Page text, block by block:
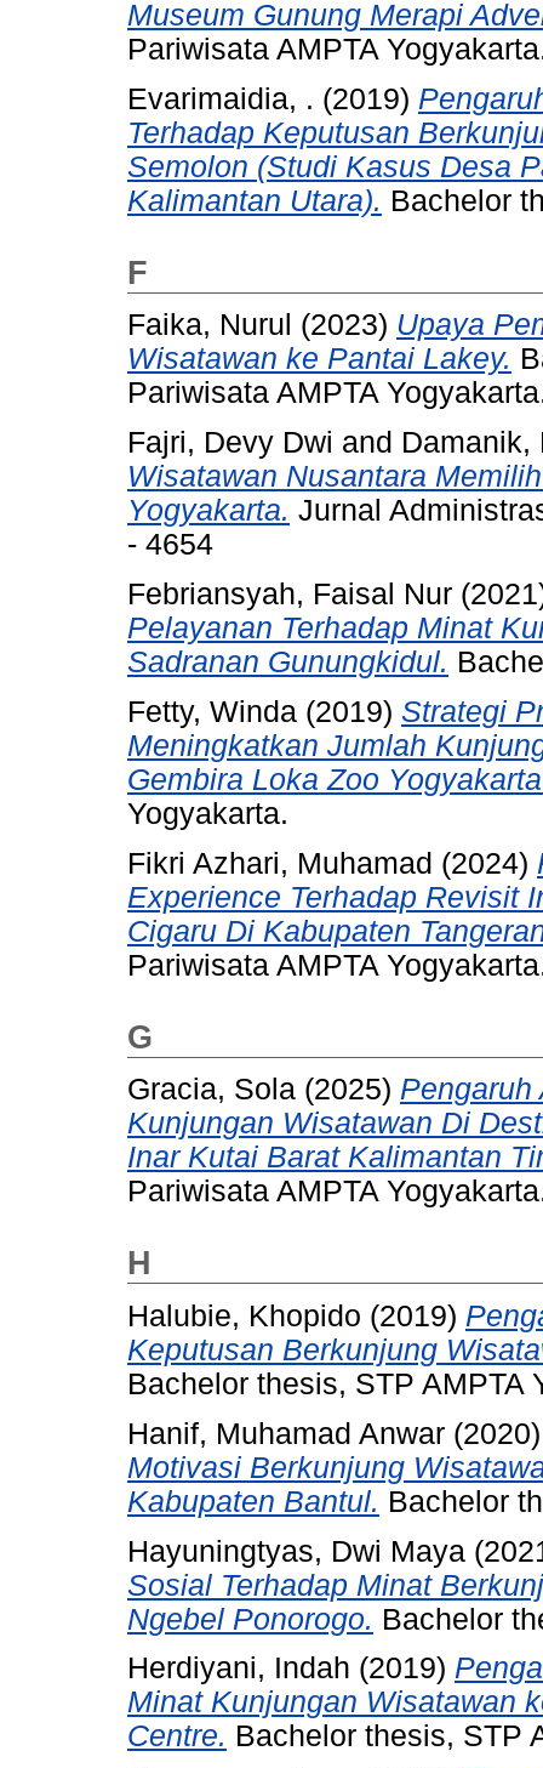
Museum Gunung Merapi
Pariwisata AMPTA
Evarimaidia, . (2019)
Terhadap Keputusan
Semolon (Studi Kasus Desa
Kalimantan Utara). Bachelor
F
Faika, Nurul (2023) Upaya
Wisatawan ke Pantai Lakey.
Pariwisata AMPTA
Fajri, Devy Dwi and Damanik,
Wisatawan Nusantara
Yogyakarta. Jurnal
- 4654
Febriansyah, Faisal Nur
Pelayanan Terhadap Minat
Sadranan Gunungkidul.
Fetty, Winda (2019) Strategi
Meningkatkan Jumlah
Gembira Loka Zoo
Yogyakarta.
Fikri Azhari, Muhamad (2024)
Experience Terhadap Revisit
Cigaru Di Kabupaten
Pariwisata AMPTA
G
Gracia, Sola (2025) Pengaruh
Kunjungan Wisatawan Di
Inar Kutai Barat Kalimantan
Pariwisata AMPTA
H
Halubie, Khopido (2019)
Keputusan Berkunjung
Bachelor thesis, STP AMPTA
Hanif, Muhamad Anwar
Motivasi Berkunjung
Kabupaten Bantul. Bachelor
Hayuningtyas, Dwi Maya
Sosial Terhadap Minat
Ngebel Ponorogo. Bachelor
Herdiyani, Indah (2019)
Minat Kunjungan Wisatawan
Centre. Bachelor thesis, STP